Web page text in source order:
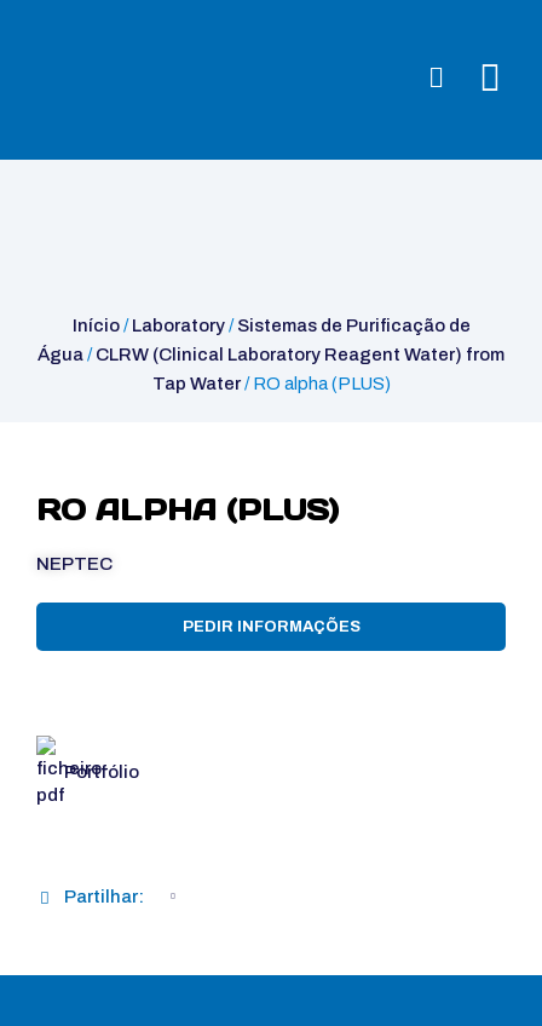
Início/Laboratory/Sistemas de Purificação de
Água/CLRW (Clinical Laboratory Reagent Water) from
Tap Water/ RO alpha (PLUS)
RO ALPHA (PLUS)
NEPTEC
PEDIR INFORMAÇÕES
Portfólio
Partilhar: